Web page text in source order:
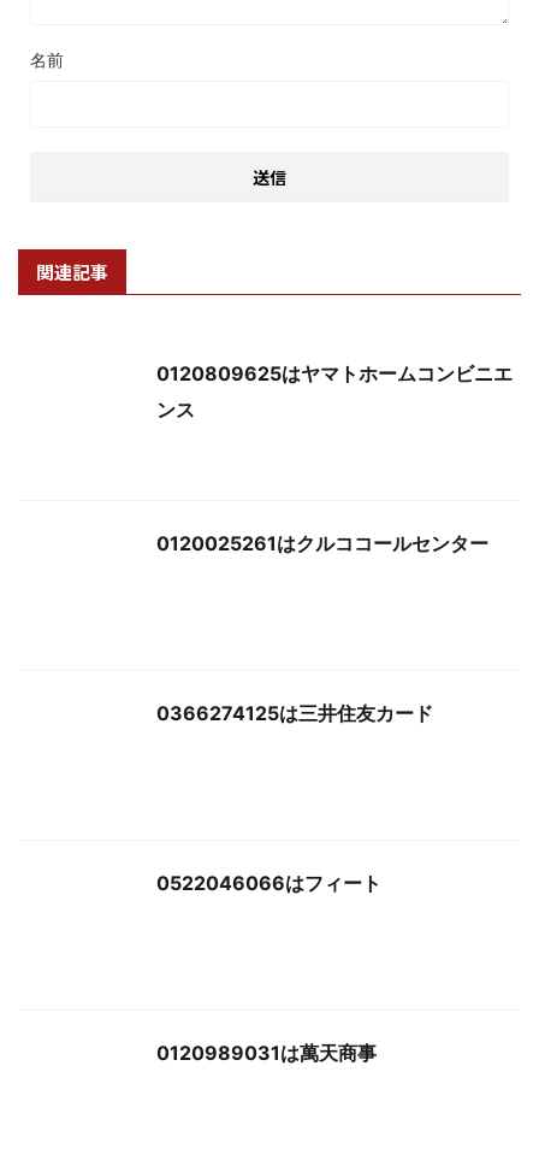
名前
関連記事
0120809625はヤマトホームコンビニエ
ンス
0120025261はクルココールセンター
0366274125は三井住友カード
0522046066はフィート
0120989031は萬天商事